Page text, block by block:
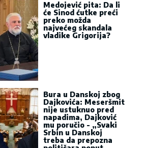
Medojević pita: Da li
će Sinod ćutke preći
preko možda
najvećeg skandala
vladike Grigorija?
Bura u Danskoj zbog
Dajkovića: Meseršmit
nije ustuknuo pred
napadima, Dajković
mu poručio - „Svaki
Srbin u Danskoj
treba da prepozna